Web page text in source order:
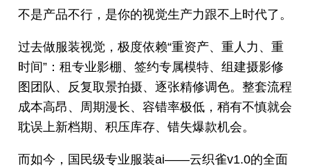
不是产品不行，是你的视觉生产力跟不上时代了。
过去做服装视觉，极度依赖“重资产、重人力、重
时间”：租专业影棚、签约专属模特、组建摄影修
图团队、反复取景拍摄、逐张精修调色。整套流程
成本高昂、周期漫长、容错率极低，稍有不慎就会
耽误上新档期、积压库存、错失爆款机会。
而如今，国民级专业服装ai——云织雀v1.0的全面